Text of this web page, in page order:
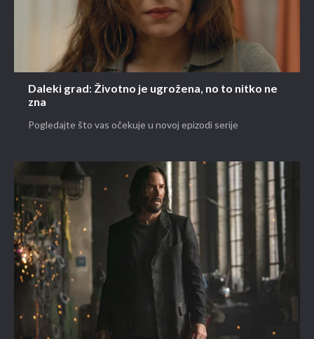
Daleki grad: Životno je ugrožena, no to nitko ne
zna
Pogledajte što vas očekuje u novoj epizodi serije